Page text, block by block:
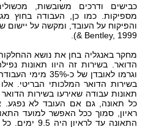
כבישים ודרכים משובשות,
מספיקות. כמו כן, העבודה בחוץ
& Bentley, 1999).
מחקר באנגליה בחן את נושא
בשירות הדואר המלכותי הבריטי.
תאונות עבודה שאירעו בשירות
כל תאונה, גם אם העובד לא נפגע.
ראיון, סמוך ככל האפשר למועד